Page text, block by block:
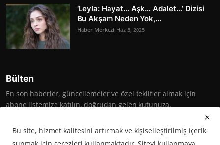
‘Leyla: Hayat… Aşk… Adalet…’ Dizisi
Bu Akşam Neden Yok,...
Haber Merkezi Haz 5, 2025
Bülten
En son haberler, güncellemeler ve özel teklifler almak için
abone listemize katılın, doğrudan gelen kutunuza.
Abone Ol
Bu site, hizmet kalitesini artırmak ve kişiselleştirilmiş içerik